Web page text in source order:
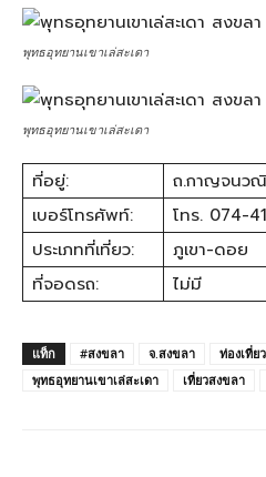
พุทธอุทยานเขาเล่สะเดา
พุทธอุทยานเขาเล่สะเดา
ที่อยู่:
ถ.กาญจนวณิ
เบอร์โทรศัพท์:
โทร. 074-
ประเภทที่เที่ยว:
ภูเขา-ดอย
ที่จอดรถ:
ไม่มี
แท็ก #สงขลา จ.สงขลา
ท่องเที่ย
พุทธอุทยานเขาเล่สะเดา
เที่ยวสงขลา